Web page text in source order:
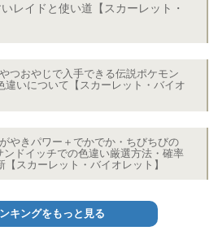
レイドと使い道【スカーレット・
つおやじで入手できる伝説ポケモン
違いについて【スカーレット・バイオ
やきパワー＋でかでか・ちびちびの
ンドイッチでの色違い厳選方法・確率
【スカーレット・バイオレット】
キングをもっと見る